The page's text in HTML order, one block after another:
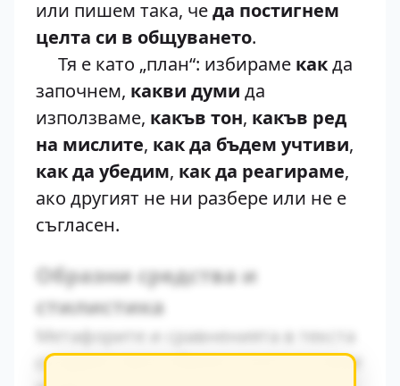
или пишем така, чеда постигнем
целта си в общуването.
Тя е като „план“: избираме какда
започнем, какви думи да
използваме, какъв тон, какъв ред
на мислите, как да бъдем учтиви,
как да убедим, как да реагираме,
ако другият не ни разбере или не е
съгласен.
Образни средства и
стилистика
Метафорите и сравненията в текста
създават ярки образи, които остават